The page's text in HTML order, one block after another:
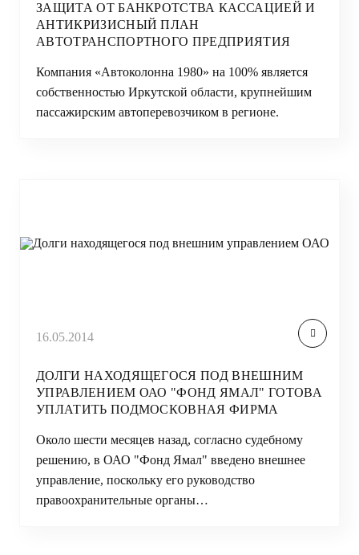
ЗАЩИТА ОТ БАНКРОТСТВА КАССАЦИЕЙ И
АНТИКРИЗИСНЫЙ ПЛАН
АВТОТРАНСПОРТНОГО ПРЕДПРИЯТИЯ
Компания «Автоколонна 1980» на 100% является
собственностью Иркутской области, крупнейшим
пассажирским автоперевозчиком в регионе.
16.05.2014
ДОЛГИ НАХОДЯЩЕГОСЯ ПОД ВНЕШНИМ
УПРАВЛЕНИЕМ ОАО "ФОНД ЯМАЛ" ГОТОВА
УПЛАТИТЬ ПОДМОСКОВНАЯ ФИРМА
Около шести месяцев назад, согласно судебному
решению, в ОАО "Фонд Ямал" введено внешнее
управление, поскольку его руководство
правоохранительные органы…